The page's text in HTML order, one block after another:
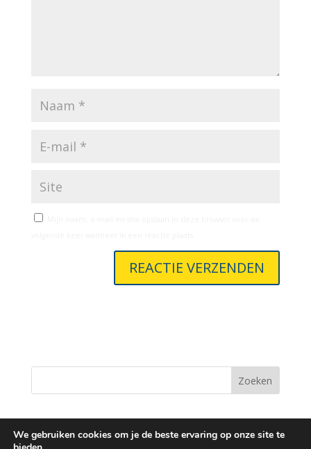
i
v
Zoeken
We gebruiken cookies om je de beste ervaring op onze site te